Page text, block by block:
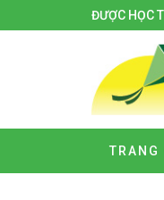
ĐƯỢC HỌC
TRANG